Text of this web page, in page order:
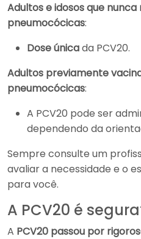
Adultos e idosos que
pneumocócicas:
Dose únicada PCV20.
Adultos previamente
pneumocócicas:
A PCV20 pode ser
dependendo da
Sempre consulte um
avaliar a necessidade e o
para você.
A PCV20 é
A PCV20 passou por